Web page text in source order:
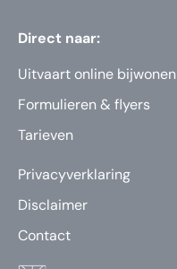
Direct naar:
Uitvaart online bijwonen
Formulieren & flyers
Tarieven
Privacyverklaring
Disclaimer
Contact